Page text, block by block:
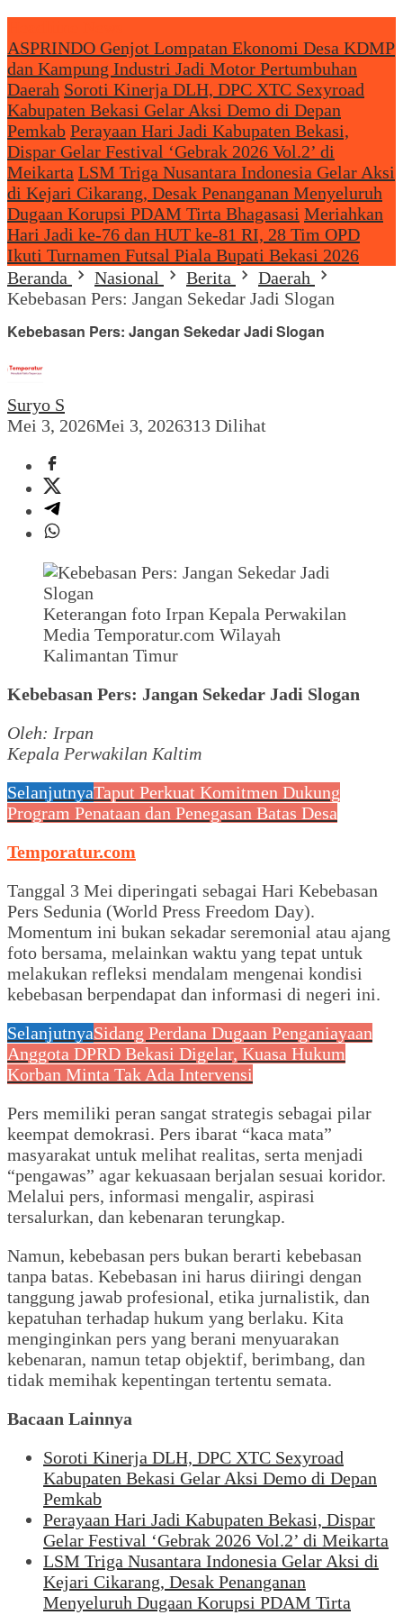
ASPRINDO Genjot Lompatan Ekonomi Desa KDMP
dan Kampung Industri Jadi Motor Pertumbuhan
Daerah Soroti Kinerja DLH, DPC XTC Sexyroad
Kabupaten Bekasi Gelar Aksi Demo di Depan
Pemkab Perayaan Hari Jadi Kabupaten Bekasi,
Dispar Gelar Festival ‘Gebrak 2026 Vol.2’ di
Meikarta LSM Triga Nusantara Indonesia Gelar Aksi
di Kejari Cikarang, Desak Penanganan Menyeluruh
Dugaan Korupsi PDAM Tirta Bhagasasi Meriahkan
Hari Jadi ke-76 dan HUT ke-81 RI, 28 Tim OPD
Ikuti Turnamen Futsal Piala Bupati Bekasi 2026
Beranda
Nasional Berita
Daerah
Kebebasan Pers: Jangan Sekedar Jadi Slogan
Kebebasan Pers: Jangan Sekedar Jadi Slogan
Suryo S
Mei 3, 2026Mei 3, 2026313 Dilihat
Keterangan foto Irpan Kepala Perwakilan
Media Temporatur.com Wilayah
Kalimantan Timur
Kebebasan Pers: Jangan Sekedar Jadi Slogan
Oleh: Irpan
Kepala Perwakilan Kaltim
SelanjutnyaTaput Perkuat Komitmen Dukung
Program Penataan dan Penegasan Batas Desa
Temporatur.com
Tanggal 3 Mei diperingati sebagai Hari Kebebasan
Pers Sedunia (World Press Freedom Day).
Momentum ini bukan sekadar seremonial atau ajang
foto bersama, melainkan waktu yang tepat untuk
melakukan refleksi mendalam mengenai kondisi
kebebasan berpendapat dan informasi di negeri ini.
SelanjutnyaSidang Perdana Dugaan Penganiayaan
Anggota DPRD Bekasi Digelar, Kuasa Hukum
Korban Minta Tak Ada Intervensi
Pers memiliki peran sangat strategis sebagai pilar
keempat demokrasi. Pers ibarat “kaca mata”
masyarakat untuk melihat realitas, serta menjadi
“pengawas” agar kekuasaan berjalan sesuai koridor.
Melalui pers, informasi mengalir, aspirasi
tersalurkan, dan kebenaran terungkap.
Namun, kebebasan pers bukan berarti kebebasan
tanpa batas. Kebebasan ini harus diiringi dengan
tanggung jawab profesional, etika jurnalistik, dan
kepatuhan terhadap hukum yang berlaku. Kita
menginginkan pers yang berani menyuarakan
kebenaran, namun tetap objektif, berimbang, dan
tidak memihak kepentingan tertentu semata.
Bacaan Lainnya
Soroti Kinerja DLH, DPC XTC Sexyroad
Kabupaten Bekasi Gelar Aksi Demo di Depan
Pemkab
Perayaan Hari Jadi Kabupaten Bekasi, Dispar
Gelar Festival ‘Gebrak 2026 Vol.2’ di Meikarta
LSM Triga Nusantara Indonesia Gelar Aksi di
Kejari Cikarang, Desak Penanganan
Menyeluruh Dugaan Korupsi PDAM Tirta